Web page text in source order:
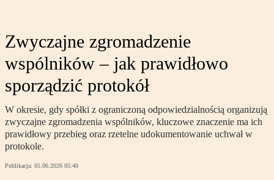
Zwyczajne zgromadzenie
wspólników – jak prawidłowo
sporządzić protokół
W okresie, gdy spółki z ograniczoną odpowiedzialnością organizują
zwyczajne zgromadzenia wspólników, kluczowe znaczenie ma ich
prawidłowy przebieg oraz rzetelne udokumentowanie uchwał w
protokole.
Publikacja: 05.06.2026 05:40